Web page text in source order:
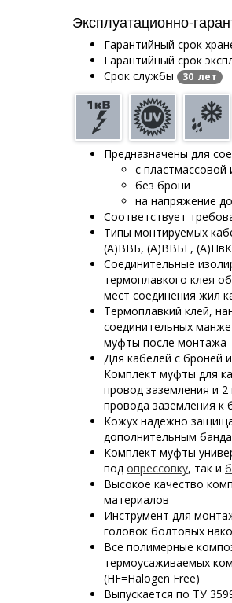
Эксплуатационно-
Гарантийный срок
Гарантийный срок
Срок службы 30 лет
Предназначены для
с пластмассовой
без брони
на напряжение
Соответствует
Типы монтируемых
(А)ВВБ, (А)ВВБГ,
Соединительные
термоплавкого клея
мест соединения жил
Термоплавкий клей,
соединительных
муфты после монтажа
Для кабелей с броней
Комплект муфты для
провод заземления и 2
провода заземления к
Кожух надежно
дополнительным
Комплект муфты
под опрессовку, так и
Высокое качество
материалов
Инструмент для
головок болтовых
Все полимерные
термоусаживаемых
(HF=Halogen Free)
Выпускается по ТУ